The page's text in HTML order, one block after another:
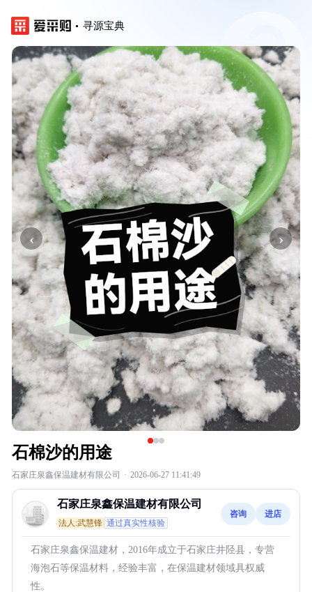
寻源宝典
‹ ›
石棉沙的用途
石家庄泉鑫保温建材有限公司 · 2026-06-27 11:41:49
石家庄泉鑫保温建材有限公司
法人:武慧锋 通过真实性核验
咨询 进店
石家庄泉鑫保温建材，2016年成立于石家庄井陉县，专营
海泡石等保温材料，经验丰富，在保温建材领域具权威
性。